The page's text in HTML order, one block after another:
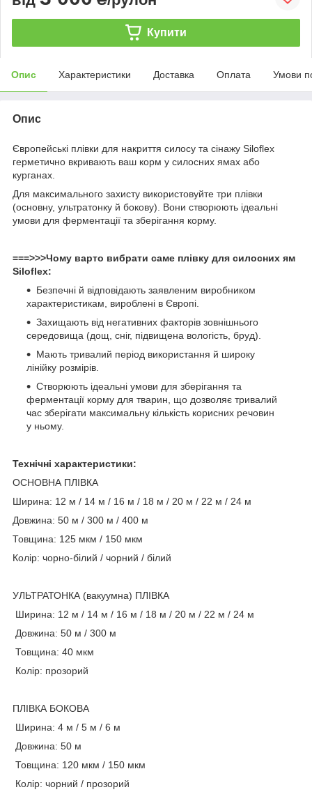
Купити
Опис Характеристики Доставка Оплата Умови
Опис
Європейські плівки для накриття силосу та сінажу Siloflex
герметично вкривають ваш корм у силосних ямах або
курганах.
Для максимального захисту використовуйте три плівки
(основну, ультратонку й бокову). Вони створюють ідеальні
умови для ферментації та зберігання корму.
===>>>Чому варто вибрати саме плівку для силосних ям
Siloflex:
Безпечні й відповідають заявленим виробником
характеристикам, вироблені в Європі.
Захищають від негативних факторів зовнішнього
середовища (дощ, сніг, підвищена вологість, бруд).
Мають тривалий період використання й широку
лінійку розмірів.
Створюють ідеальні умови для зберігання та
ферментації корму для тварин, що дозволяє тривалий
час зберігати максимальну кількість корисних речовин
у ньому.
Технічні характеристики:
ОСНОВНА ПЛІВКА
Ширина: 12 м / 14 м / 16 м / 18 м / 20 м / 22 м / 24 м
Довжина: 50 м / 300 м / 400 м
Товщина: 125 мкм / 150 мкм
Колір: чорно-білий / чорний / білий
УЛЬТРАТОНКА (вакуумна) ПЛІВКА
Ширина: 12 м / 14 м / 16 м / 18 м / 20 м / 22 м / 24 м
Довжина: 50 м / 300 м
Товщина: 40 мкм
Колір: прозорий
ПЛІВКА БОКОВА
Ширина: 4 м / 5 м / 6 м
Довжина: 50 м
Товщина: 120 мкм / 150 мкм
Колір: чорний / прозорий